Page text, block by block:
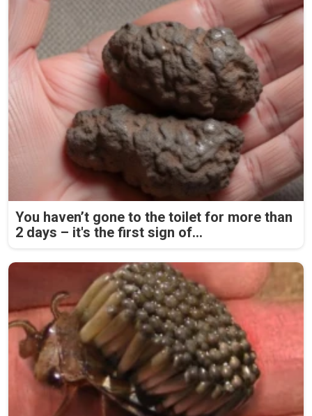
You haven’t gone to the toilet for more than
2 days – it's the first sign of...